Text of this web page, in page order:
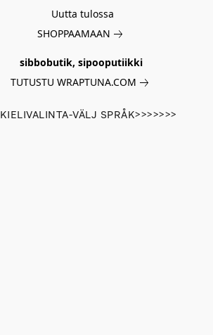
Uutta tulossa
SHOPPAAMAAN
sibbobutik, sipooputiikki
TUTUSTU WRAPTUNA.COM
KIELIVALINTA-VÄLJ SPRÅK>>>>>>>